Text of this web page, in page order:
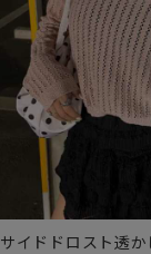
サイドドロスト透